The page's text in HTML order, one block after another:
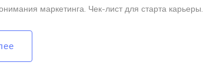
маркетинга. Чек-лист для старта карьеры.